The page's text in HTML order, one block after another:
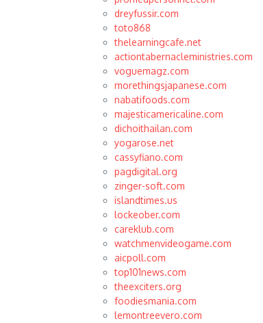
dreyfussir.com
toto868
thelearningcafe.net
actiontabernacleministries.com
voguemagz.com
morethingsjapanese.com
nabatifoods.com
majesticamericaline.com
dichoithailan.com
yogarose.net
cassyfiano.com
pagdigital.org
zinger-soft.com
islandtimes.us
lockeober.com
careklub.com
watchmenvideogame.com
aicpoll.com
top101news.com
theexciters.org
foodiesmania.com
lemontreevero.com